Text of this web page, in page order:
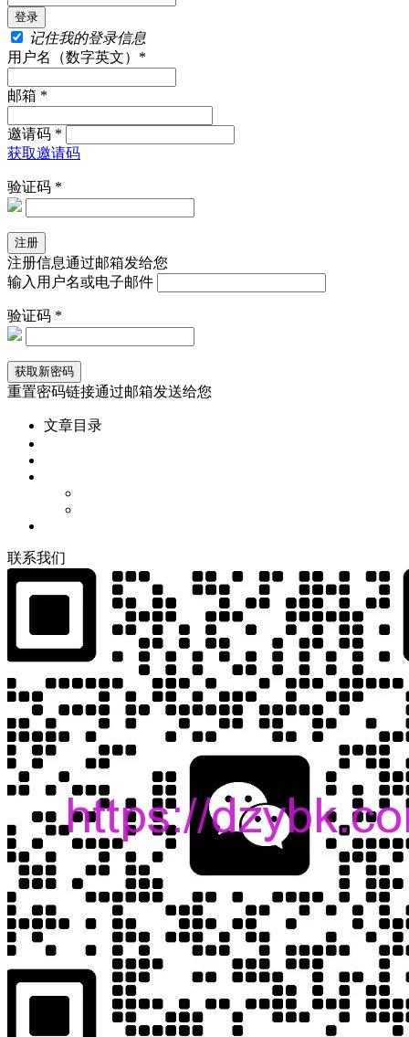
记住我的登录信息
用户名（数字英文）*
邮箱 *
邀请码 *
获取邀请码
验证码 *
注册信息通过邮箱发给您
输入用户名或电子邮件
验证码 *
重置密码链接通过邮箱发送给您
文章目录
联系我们